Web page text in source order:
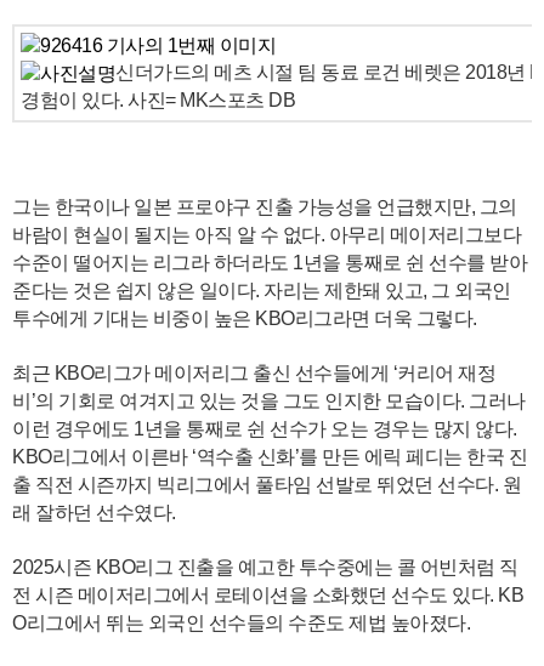
신더가드의 메츠 시절 팀 동료 로건 베렛은 2018년
경험이 있다. 사진= MK스포츠 DB
그는 한국이나 일본 프로야구 진출 가능성을 언급했지만, 그의
바람이 현실이 될지는 아직 알 수 없다. 아무리 메이저리그보다
수준이 떨어지는 리그라 하더라도 1년을 통째로 쉰 선수를 받아
준다는 것은 쉽지 않은 일이다. 자리는 제한돼 있고, 그 외국인
투수에게 기대는 비중이 높은 KBO리그라면 더욱 그렇다.
최근 KBO리그가 메이저리그 출신 선수들에게 ‘커리어 재정
비’의 기회로 여겨지고 있는 것을 그도 인지한 모습이다. 그러나
이런 경우에도 1년을 통째로 쉰 선수가 오는 경우는 많지 않다.
KBO리그에서 이른바 ‘역수출 신화’를 만든 에릭 페디는 한국 진
출 직전 시즌까지 빅리그에서 풀타임 선발로 뛰었던 선수다. 원
래 잘하던 선수였다.
2025시즌 KBO리그 진출을 예고한 투수중에는 콜 어빈처럼 직
전 시즌 메이저리그에서 로테이션을 소화했던 선수도 있다. KB
O리그에서 뛰는 외국인 선수들의 수준도 제법 높아졌다.